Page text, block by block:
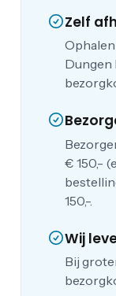
Zelf
Dungen
€ 150,-
150,-.
Wij
Bij